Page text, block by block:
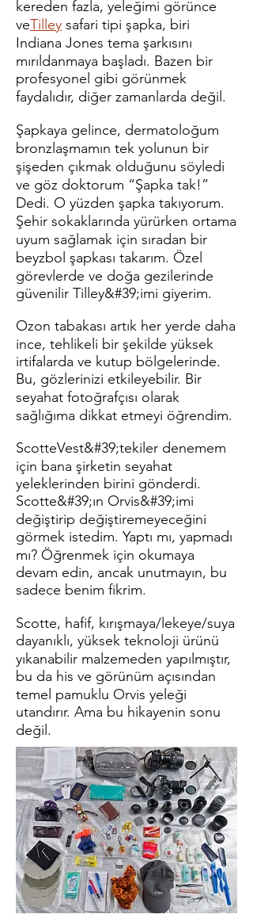
kereden fazla, yeleğimi görünce
veTilley safari tipi şapka, biri
Indiana Jones tema şarkısını
mırıldanmaya başladı. Bazen bir
profesyonel gibi görünmek
faydalıdır, diğer zamanlarda değil.
Şapkaya gelince, dermatoloğum
bronzlaşmamın tek yolunun bir
şişeden çıkmak olduğunu söyledi
ve göz doktorum “Şapka tak!”
Dedi. O yüzden şapka takıyorum.
Şehir sokaklarında yürürken ortama
uyum sağlamak için sıradan bir
beyzbol şapkası takarım. Özel
görevlerde ve doğa gezilerinde
güvenilir Tilley&#39;imi giyerim.
Ozon tabakası artık her yerde daha
ince, tehlikeli bir şekilde yüksek
irtifalarda ve kutup bölgelerinde.
Bu, gözlerinizi etkileyebilir. Bir
seyahat fotoğrafçısı olarak
sağlığıma dikkat etmeyi öğrendim.
ScotteVest&#39;tekiler denemem
için bana şirketin seyahat
yeleklerinden birini gönderdi.
Scotte&#39;ın Orvis&#39;imi
değiştirip değiştiremeyeceğini
görmek istedim. Yaptı mı, yapmadı
mı? Öğrenmek için okumaya
devam edin, ancak unutmayın, bu
sadece benim fikrim.
Scotte, hafif, kırışmaya/lekeye/suya
dayanıklı, yüksek teknoloji ürünü
yıkanabilir malzemeden yapılmıştır,
bu da his ve görünüm açısından
temel pamuklu Orvis yeleği
utandırır. Ama bu hikayenin sonu
değil.